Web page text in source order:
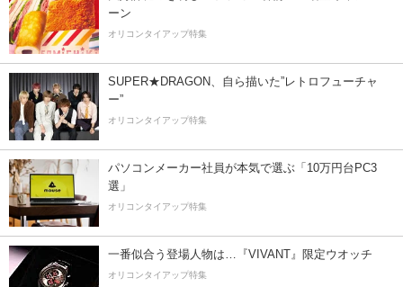
ーン
オリコンタイアップ特集
SUPER★DRAGON、自ら描いた”レトロフューチャ
ー”
オリコンタイアップ特集
パソコンメーカー社員が本気で選ぶ「10万円台PC3
選」
オリコンタイアップ特集
一番似合う登場人物は…『VIVANT』限定ウオッチ
オリコンタイアップ特集